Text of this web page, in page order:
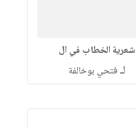
شعرية الخطاب في ال
لـفتحي بوخالفة